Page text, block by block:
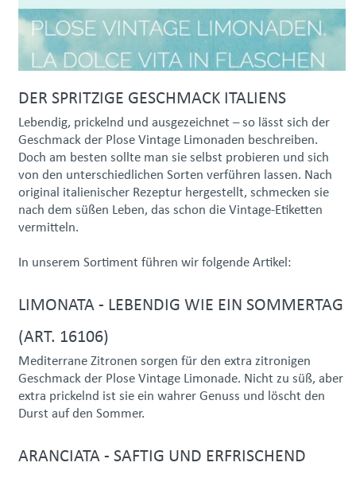
DER SPRITZIGE GESCHMACK ITALIENS
Lebendig, prickelnd und ausgezeichnet – so lässt sich der
Geschmack der Plose Vintage Limonaden beschreiben.
Doch am besten sollte man sie selbst probieren und sich
von den unterschiedlichen Sorten verführen lassen. Nach
original italienischer Rezeptur hergestellt, schmecken sie
nach dem süßen Leben, das schon die Vintage-Etiketten
vermitteln.
In unserem Sortiment führen wir folgende Artikel:
LIMONATA - LEBENDIG WIE EIN SOMMERTAG
(ART. 16106)
Mediterrane Zitronen sorgen für den extra zitronigen
Geschmack der Plose Vintage Limonade. Nicht zu süß, aber
extra prickelnd ist sie ein wahrer Genuss und löscht den
Durst auf den Sommer.
ARANCIATA - SAFTIG UND ERFRISCHEND